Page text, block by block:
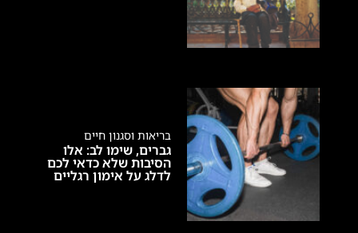
בריאות וסגנון חיים
גברים, שימו לב: אלו
הסיבות שלא כדאי לכם
לדלג על אימון רגליים